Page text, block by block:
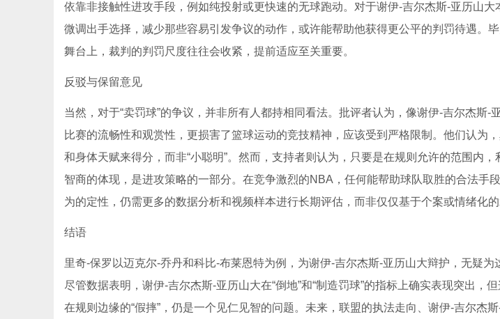
依靠非接触性进攻手段，例如纯投射或更快速的无球跑动。对于谢伊-吉尔杰斯-亚历山
微调出手选择，减少那些容易引发争议的动作，或许能帮助他获得更公平的判罚待遇。
舞台上，裁判的判罚尺度往往会收紧，提前适应至关重要。
反驳与保留意见
当然，对于“卖罚球”的争议，并非所有人都持相同看法。批评者认为，像谢伊-吉尔杰斯-
比赛的流畅性和观赏性，更损害了篮球运动的竞技精神，应该受到严格限制。他们认为
和身体天赋来得分，而非“小聪明”。然而，支持者则认为，只要是在规则允许的范围内
智商的体现，是进攻策略的一部分。在竞争激烈的NBA，任何能帮助球队取胜的合法手
为的定性，仍需更多的数据分析和视频样本进行长期评估，而非仅仅基于个案或情绪化的
结语
里奇-保罗以迈克尔-乔丹和科比-布莱恩特为例，为谢伊-吉尔杰斯-亚历山大辩护，无疑为
尽管数据表明，谢伊-吉尔杰斯-亚历山大在“倒地”和“制造罚球”的指标上确实表现突出，
在规则边缘的“假摔”，仍是一个见仁见智的问题。未来，联盟的执法走向、谢伊-吉尔杰